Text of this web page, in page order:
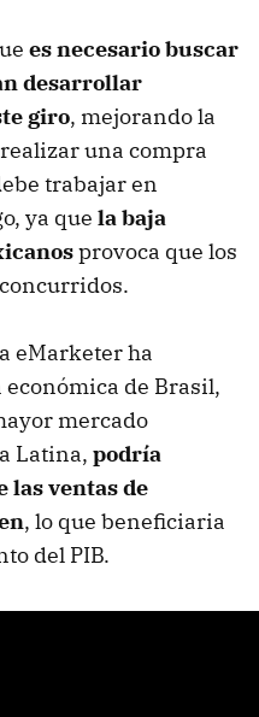
es necesario buscar
desarrollar
giro, mejorando la
una compra
trabajar en
ya que la baja
provoca que los
eMarketer ha
de Brasil,
mercado
Latina, podría
las ventas de
, lo que beneficiaria
del PIB.